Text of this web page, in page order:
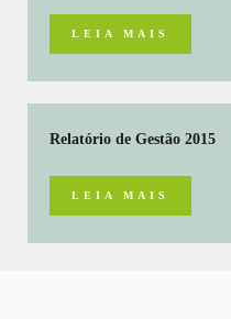
LEIA MAIS
Relatório de Gestão 2015
LEIA MAIS